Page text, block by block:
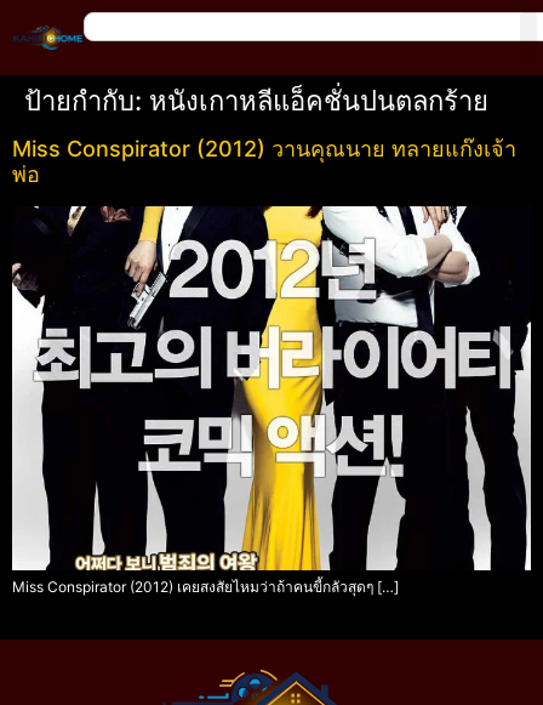
ป้ายกำกับ: หนังเกาหลีแอ็คชั่นปนตลกร้าย
Miss Conspirator (2012) วานคุณนาย ทลายแก๊งเจ้า
พ่อ
Miss Conspirator (2012) เคยสงสัยไหมว่าถ้าคนขี้กลัวสุดๆ […]